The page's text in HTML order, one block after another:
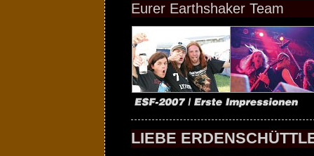
Eurer Earthshaker Team
LIEBE